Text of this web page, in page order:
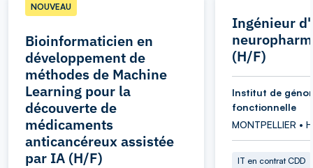
Bioinformaticien en
développement de
méthodes de Machine
Learning pour la
découverte de
médicaments
anticancéreux assistée
par IA (H/F)
NOUVEAU
Ingénieur
(H/F)
Institut de
fonctionnelle
MONTPELLIER •
IT en contrat CDD